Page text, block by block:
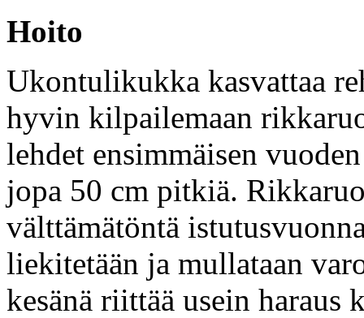
Hoito
Ukontulikukka kasvattaa
hyvin kilpailemaan
lehdet ensimmäisen
jopa 50 cm pitkiä.
välttämätöntä
liekitetään ja mullataan
kesänä riittää usein haraus